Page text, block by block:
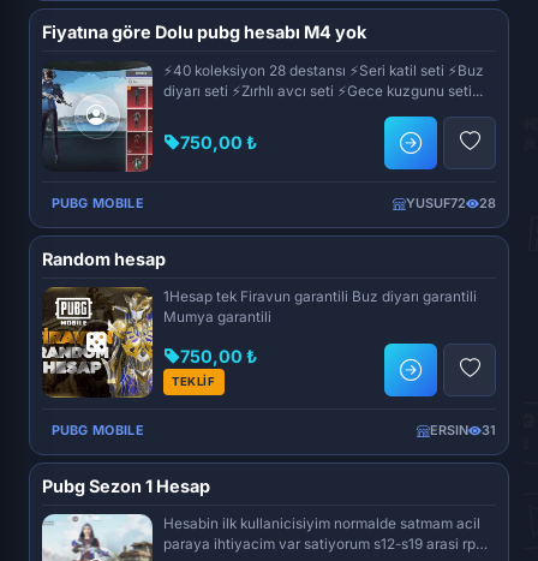
Fiyatına göre Dolu pubg hesabı M4 yok
⚡40 koleksiyon 28 destansı ⚡Seri katil seti ⚡Buz
diyarı seti ⚡Zırhlı avcı seti ⚡Gece kuzgunu seti...
750,00 ₺
PUBG MOBILE YUSUF72 28
Random hesap
1Hesap tek Firavun garantili Buz diyarı garantili
Mumya garantili
750,00 ₺
TEKLİF
PUBG MOBILE ERSIN 31
Pubg Sezon 1 Hesap
Hesabin ilk kullanicisiyim normalde satmam acil
paraya ihtiyacim var satiyorum s12-s19 arasi rp